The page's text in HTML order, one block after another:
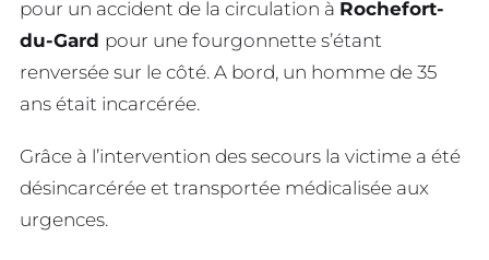
pour un accident de la circulation à Rochefort-
du-Gard pour une fourgonnette s’étant
renversée sur le côté. A bord, un homme de 35
ans était incarcérée.
Grâce à l’intervention des secours la victime a été
désincarcérée et transportée médicalisée aux
urgences.